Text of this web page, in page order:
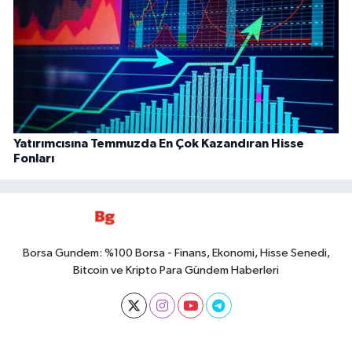
Yatırımcısına Temmuzda En Çok Kazandıran Hisse
Fonları
Borsa Gundem: %100 Borsa - Finans, Ekonomi, Hisse Senedi,
Bitcoin ve Kripto Para Gündem Haberleri